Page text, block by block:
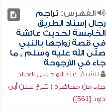
الفهرس: تراجم
رجال إسناد الطريق
الخامسة لحديث عائشة
في قصة زواجها بالنبي
صلى الله عليه وسلم , ما
جاء في الأرجوحة
للشيخ: عبد المحسن العباد
جزء من محاضرة ( شرح سنن أبي
داود [561])